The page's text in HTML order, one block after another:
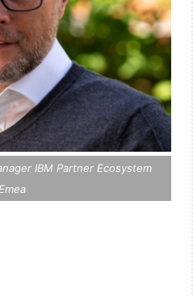
IBM Partner Ecosystem
Emea